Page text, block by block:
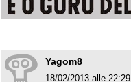
Yagom8
18/02/2013 alle 22:29